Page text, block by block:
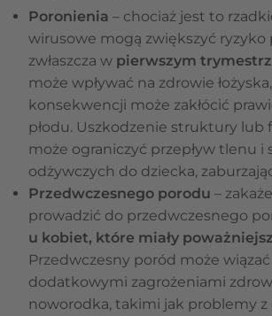
Poronienia – chociaż jest to
wirusowe mogą zwiększyć ryzyko
zwłaszcza w pierwszym
może wpływać na zdrowie
konsekwencji może zakłócić
płodu. Uszkodzenie struktury lub
może ograniczyć przepływ tlenu i
odżywczych do dziecka,
Przedwczesnego porodu –
prowadzić do przedwczesnego
u kobiet, które miały
Przedwczesny poród może wiązać
dodatkowymi zagrożeniami
noworodka, takimi jak problemy